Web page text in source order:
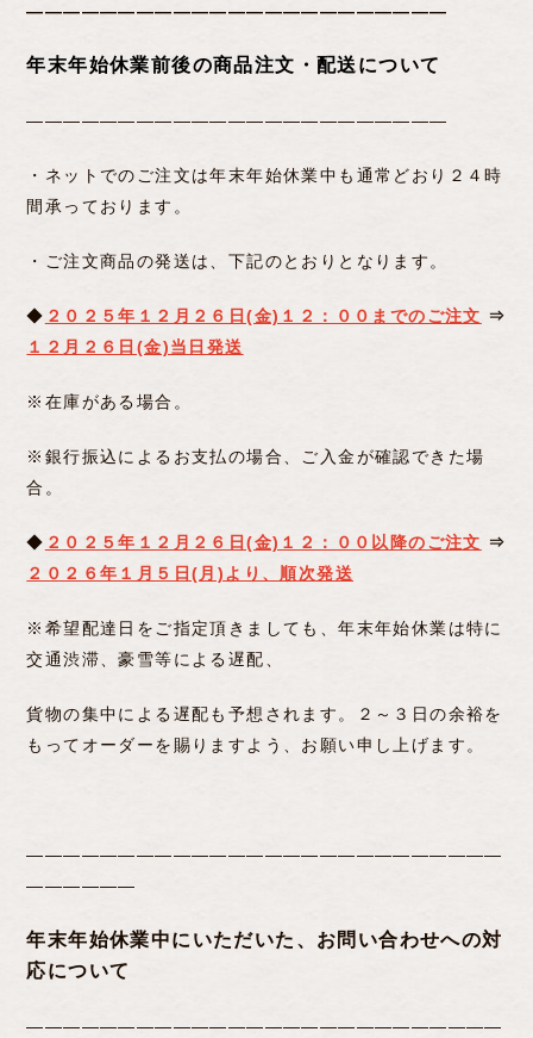
―――――――――――――――――――――――
年末年始休業前後の商品注文・配送について
―――――――――――――――――――――――
・ネットでのご注文は年末年始休業中も通常どおり２４時
間承っております。
・ご注文商品の発送は、下記のとおりとなります。
◆ ２０２５年１２月２６日(金)１２：００までのご注文 ⇒
１２ 月２６日(金)当日発送
※在庫がある場合。
※銀行振込によるお支払の場合、ご入金が確認できた場
合。
◆ ２０２５年１２月２６日(金)１２：００以降のご注文 ⇒
２０２６年１月５日(月)より、順次発送
※希望配達日をご指定頂きましても、年末年始休業は特に
交通渋滞、豪雪等による遅配、
貨物の集中による遅配も予想されます。２～３日の余裕を
もってオーダーを賜りますよう、お願い申し上げます。
――――――――――――――――――――――――――
――――――
年末年始休業中にいただいた、お問い合わせへの対
応について
――――――――――――――――――――――――――